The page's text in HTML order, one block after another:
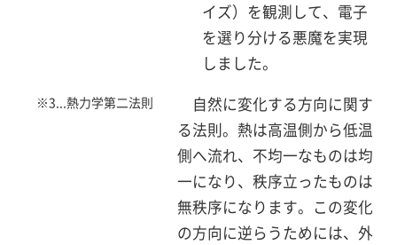
イズ）を観測して、電子
を選り分ける悪魔を実現
しました。
※3...熱力学第二法則
自然に変化する方向に関す
る法則。熱は高温側から低温
側へ流れ、不均一なものは均
一になり、秩序立ったものは
無秩序になります。この変化
の方向に逆らうためには、外